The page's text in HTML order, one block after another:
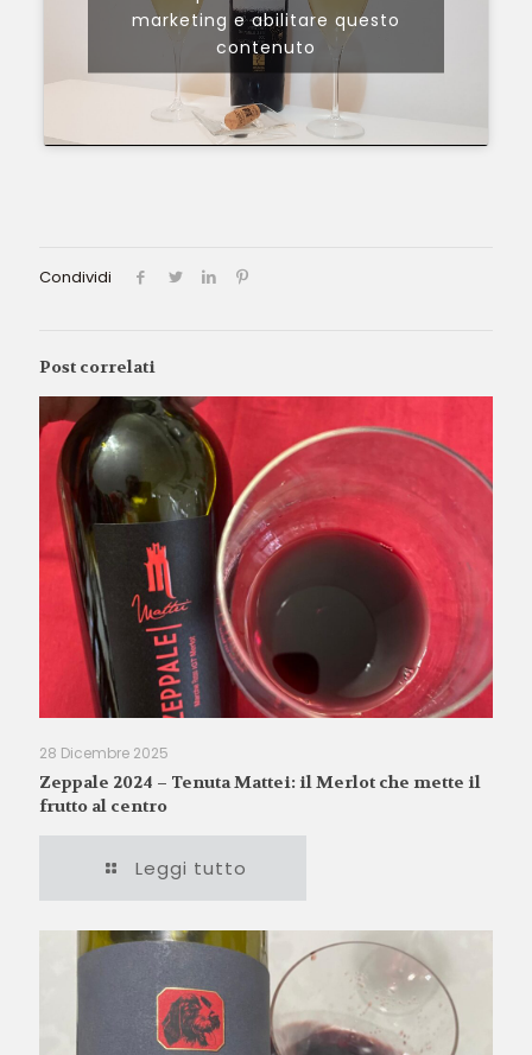
marketing e abilitare questo
contenuto
Condividi
Post correlati
28 Dicembre 2025
Zeppale 2024 – Tenuta Mattei: il Merlot che mette il
frutto al centro
Leggi tutto